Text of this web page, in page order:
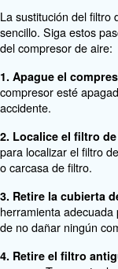
Saber cuándo
mantener un
que indican que
Flujo de aire
puede indicar que
varias causas.
Aumento de los
eléctricas puede
del compresor